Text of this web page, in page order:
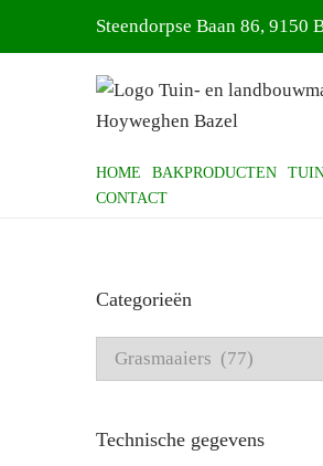
Steendorpse Baan 86, 9150
HOME BAKPRODUCTEN
CONTACT
Categorieën
Technische gegevens